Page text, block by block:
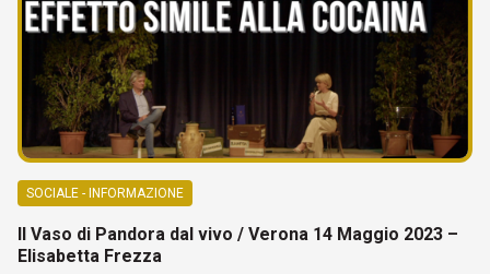
SOCIALE - INFORMAZIONE
Il Vaso di Pandora dal vivo / Verona 14 Maggio 2023 –
Elisabetta Frezza